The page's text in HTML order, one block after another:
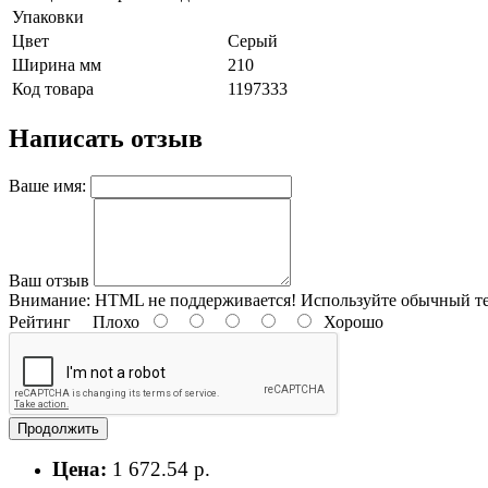
Упаковки
Цвет
Серый
Ширина мм
210
Код товара
1197333
Написать отзыв
Ваше имя:
Ваш отзыв
Внимание: HTML не поддерживается! Используйте обычный
Рейтинг Плохо Хорошо
Продолжить
Цена: 1 672.54 р.